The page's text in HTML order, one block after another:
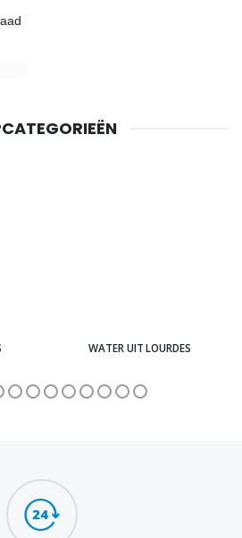
WATER UIT LOURDES